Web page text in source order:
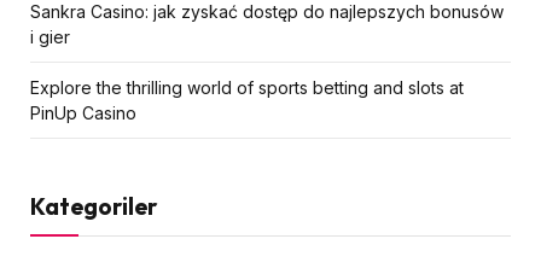
Sankra Casino: jak zyskać dostęp do najlepszych bonusów
i gier
Explore the thrilling world of sports betting and slots at
PinUp Casino
Kategoriler